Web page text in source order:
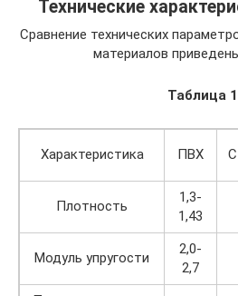
Технические
Сравнение технических
материалов
Таблица 1
Характеристика ПВХ
Плотность
1,3-
1,43
Модуль упругости
2,0-
2,7